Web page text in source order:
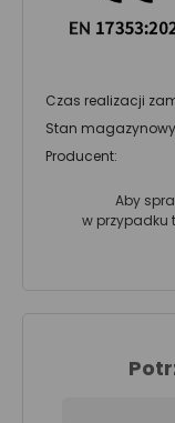
Czas realizacji
Stan
Producent:
Aby
w przypadku